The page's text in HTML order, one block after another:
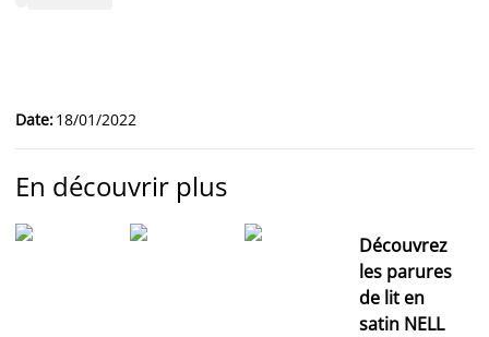
Date:18/01/2022
En découvrir plus
Découvrez
les parures
de lit en
satin NELL